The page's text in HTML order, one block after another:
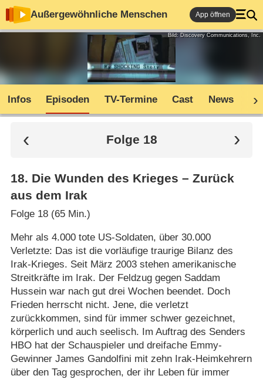
Außergewöhnliche Menschen App öffnen
Bild: Discovery Communications, Inc.
Infos Episoden TV-Termine Cast News
Folge 18
18. Die Wunden des Krieges – Zurück
aus dem Irak
Folge 18 (65 Min.)
Mehr als 4.000 tote US-Soldaten, über 30.000
Verletzte: Das ist die vorläufige traurige Bilanz des
Irak-Krieges. Seit März 2003 stehen amerikanische
Streitkräfte im Irak. Der Feldzug gegen Saddam
Hussein war nach gut drei Wochen beendet. Doch
Frieden herrscht nicht. Jene, die verletzt
zurückkommen, sind für immer schwer gezeichnet,
körperlich und auch seelisch. Im Auftrag des Senders
HBO hat der Schauspieler und dreifache Emmy-
Gewinner James Gandolfini mit zehn Irak-Heimkehrern
über den Tag gesprochen, der ihr Leben für immer